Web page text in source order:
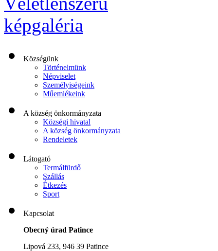
Községünk
Történelmünk
Népviselet
Személyiségeink
Műemlékeink
A község önkormányzata
Községi hivatal
A község önkormányzata
Rendeletek
Látogató
Termálfürdő
Szállás
Étkezés
Sport
Kapcsolat
Obecný úrad Patince
Lipová 233, 946 39 Patince